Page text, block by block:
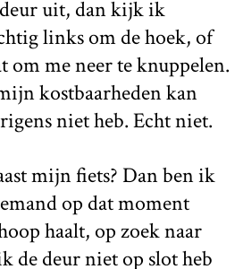
uit, dan kijk ik
links om de hoek, of
om me neer te knuppelen.
kostbaarheden kan
niet heb. Echt niet.
mijn fiets? Dan ben ik
op dat moment
haalt, op zoek naar
de deur niet op slot heb